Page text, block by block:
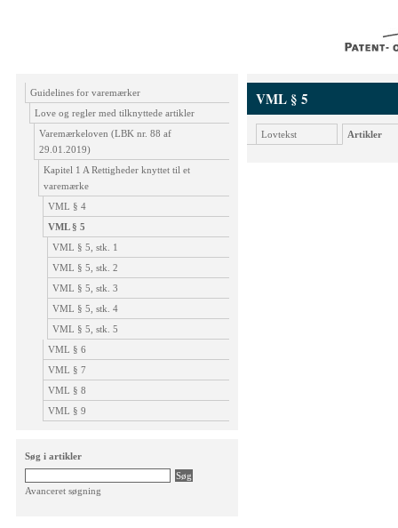
Guidelines for varemærker
Love og regler med tilknyttede artikler
Varemærkeloven (LBK nr. 88 af
29.01.2019)
Kapitel 1 A Rettigheder knyttet til et
varemærke
VML § 4
VML § 5
VML § 5, stk. 1
VML § 5, stk. 2
VML § 5, stk. 3
VML § 5, stk. 4
VML § 5, stk. 5
VML § 6
VML § 7
VML § 8
VML § 9
Søg i artikler
Avanceret søgning
VML § 5
Lovtekst Artikler